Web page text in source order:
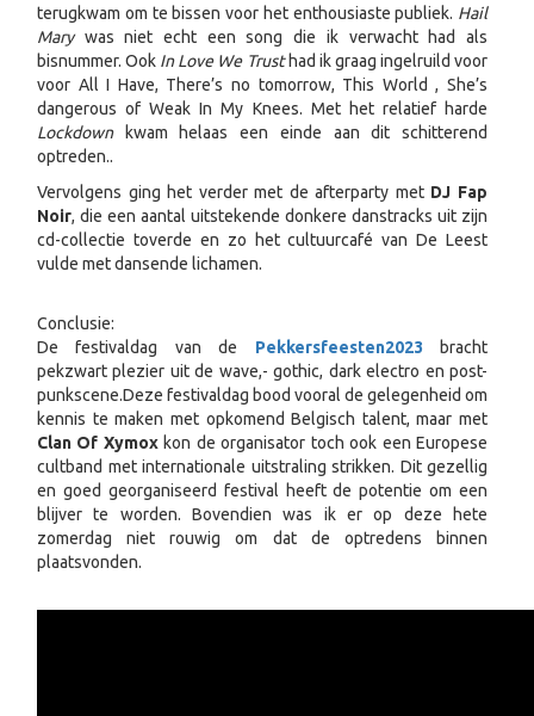
terugkwam om te bissen voor het enthousiaste publiek. Hail
Marywas niet echt een song die ik verwacht had als
bisnummer. Ook In Love We Trusthad ik graag ingelruild voor
voor All I Have, There’s no tomorrow, This World , She’s
dangerous of Weak In My Knees. Met het relatief harde
Lockdownkwam helaas een einde aan dit schitterend
optreden..
Vervolgens ging het verder met de afterparty met DJ Fap
Noir, die een aantal uitstekende donkere danstracks uit zijn
cd-collectie toverde en zo het cultuurcafé van De Leest
vulde met dansende lichamen.
Conclusie:
De festivaldag van de Pekkersfeesten2023 bracht
pekzwart plezier uit de wave,- gothic, dark electro en post-
punkscene.Deze festivaldag bood vooral de gelegenheid om
kennis te maken met opkomend Belgisch talent, maar met
Clan Of Xymox kon de organisator toch ook een Europese
cultband met internationale uitstraling strikken. Dit gezellig
en goed georganiseerd festival heeft de potentie om een
blijver te worden. Bovendien was ik er op deze hete
zomerdag niet rouwig om dat de optredens binnen
plaatsvonden.